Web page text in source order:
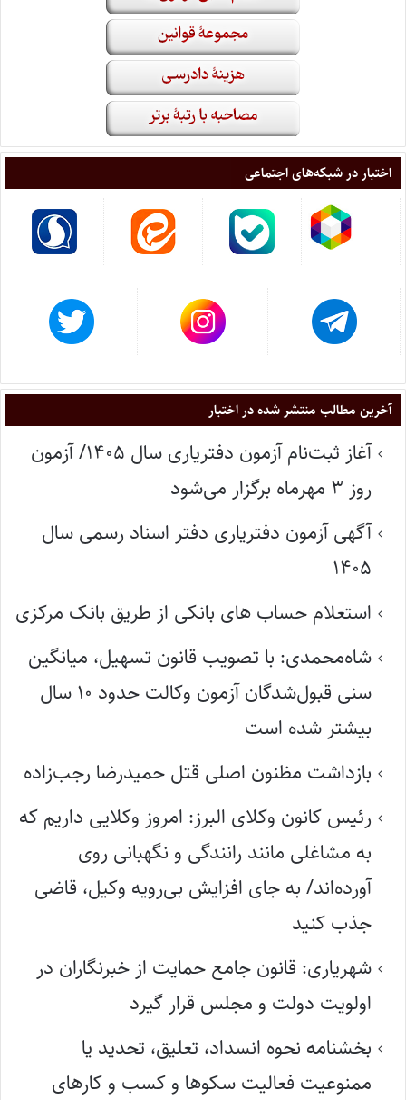
اختبار در شبکه‌های اجتماعی
آخرین مطالب منتشر شده در اختبار
آغاز ثبت‌نام آزمون دفتریاری سال ۱۴۰۵/ آزمون
روز ۳ مهرماه برگزار می‌شود
آگهی آزمون دفتریاری دفتر اسناد رسمی سال
۱۴۰۵
استعلام حساب های بانکی از طریق بانک مرکزی
شاه‌محمدی: با تصویب قانون تسهیل، میانگین
سنی قبول‌شدگان آزمون وکالت حدود ۱۰ سال
بیشتر شده است
بازداشت مظنون اصلی قتل حمیدرضا رجب‌زاده
رئیس کانون وکلای البرز: امروز وکلایی داریم که
به مشاغلی مانند رانندگی و نگهبانی روی
آورده‌اند/ به جای افزایش بی‌رویه وکیل، قاضی
جذب کنید
شهریاری: قانون جامع حمایت از خبرنگاران در
اولویت دولت و مجلس قرار گیرد
بخشنامه نحوه انسداد، تعلیق، تحدید یا
ممنوعیت فعالیت سکوها و کسب و کارهای